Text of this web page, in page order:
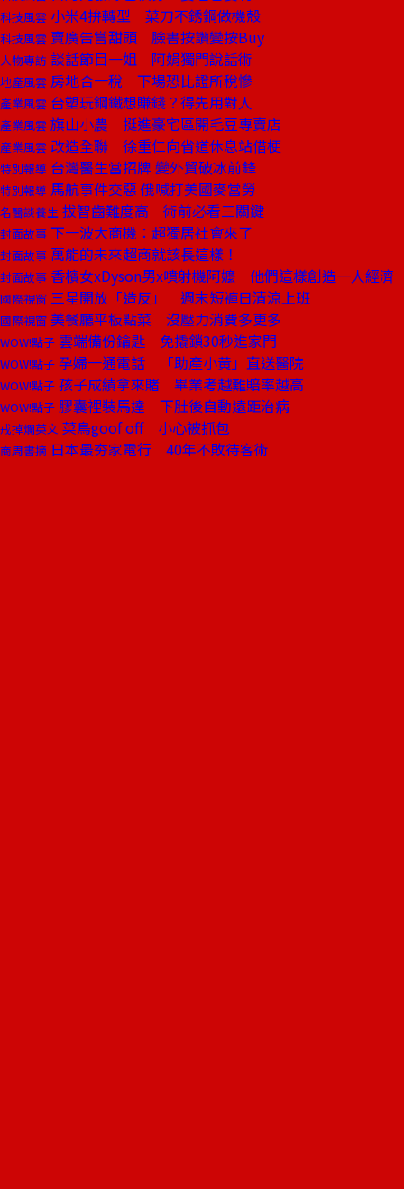
科技風雲 小米4拚轉型 菜刀不銹鋼做機殼
科技風雲 賣廣告嘗甜頭 臉書按讚變按Buy
人物專訪 談話節目一姐 阿娟獨門說話術
地產風雲 房地合一稅 下場恐比證所稅慘
產業風雲 台塑玩鋼鐵想賺錢？得先用對人
產業風雲 旗山小農 挺進豪宅區開毛豆專賣店
產業風雲 改造全聯 徐重仁向省道休息站借梗
特別報導 台灣醫生當招牌 變外貿破冰前鋒
特別報導 馬航事件交惡 俄喊打美國麥當勞
名醫談養生 拔智齒難度高 術前必看三關鍵
封面故事 下一波大商機：超獨居社會來了
封面故事 萬能的未來超商就該長這樣！
封面故事 香檳女xDyson男x噴射機阿嬤 他們這樣創造一人經濟
國際視窗 三星開放「造反」 週末短褲日清涼上班
國際視窗 美餐廳平板點菜 沒壓力消費多更多
WOW!點子 雲端備份鑰匙 免撬鎖30秒進家門
WOW!點子 孕婦一通電話 「助產小黃」直送醫院
WOW!點子 孩子成績拿來賭 畢業考越難賠率越高
WOW!點子 膠囊裡裝馬達 下肚後自動遠距治病
戒掉爛英文 菜鳥goof off 小心被抓包
商周書摘 日本最夯家電行 40年不敗待客術